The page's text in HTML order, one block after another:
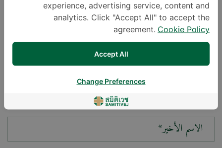
سؤالك*
الاسم الأخير*
experience, advertising service, content and
analytics. Click "Accept All" to accept the
agreement. Cookie Policy
Accept All
Change Preferences